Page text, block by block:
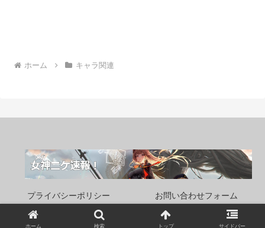
ホーム キャラ関連
プライバシーポリシー お問い合わせフォーム
Copyright © 2022 女神(メガ)ニケ速報！ All Rights Reserved.
ホーム 検索 トップ サイドバー